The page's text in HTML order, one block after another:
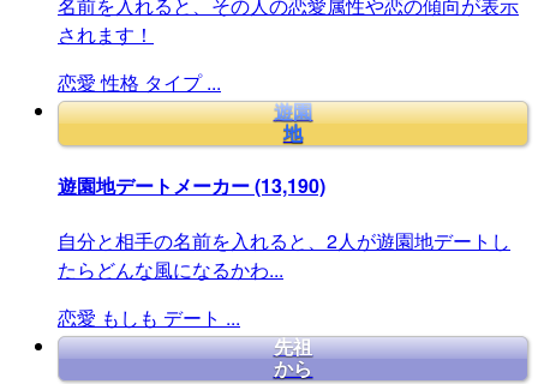
されます！
恋愛 性格 タイプ ...
遊園
地
遊園地デートメーカー(13,190)
自分と相手の名前を入れると、2人が遊園地デートし
たらどんな風になるかわ...
恋愛 もしも デート ...
先祖
から